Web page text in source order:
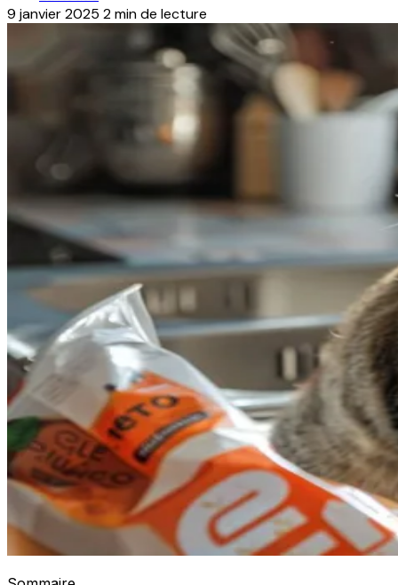
9 janvier 2025 2 min de lecture